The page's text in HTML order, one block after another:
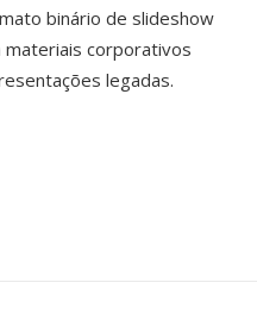
binário de slideshow
materiais corporativos
legadas.